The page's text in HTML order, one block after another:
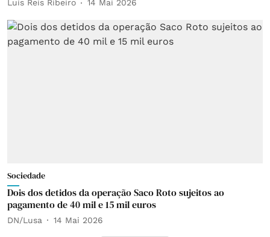
Luís Reis Ribeiro 14 Mai 2026
Sociedade
Dois dos detidos da operação Saco Roto sujeitos ao
pagamento de 40 mil e 15 mil euros
DN/Lusa 14 Mai 2026